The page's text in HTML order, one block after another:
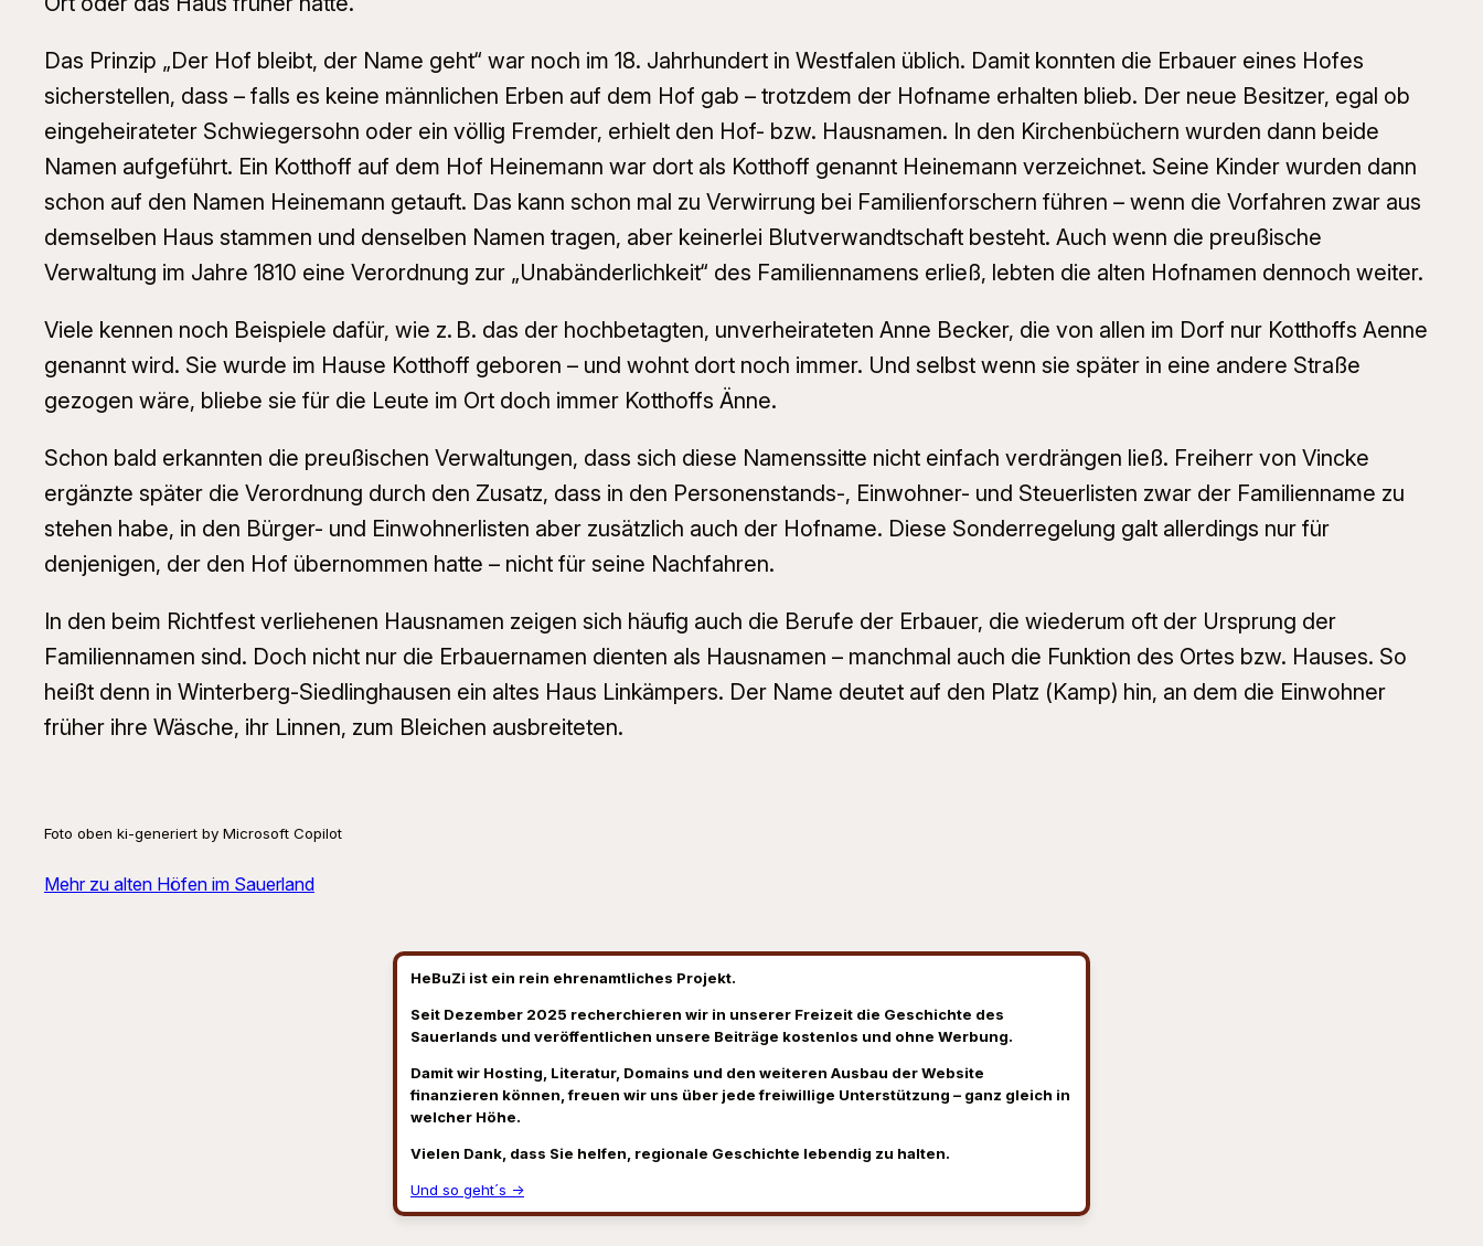
Das Prinzip „Der Hof bleibt, der Name geht“ war noch im 18. Jahrhundert in Westfalen üblich. Damit konnten die Erbauer eines Hofes
sicherstellen, dass – falls es keine männlichen Erben auf dem Hof gab – trotzdem der Hofname erhalten blieb. Der neue Besitzer, egal ob
eingeheirateter Schwiegersohn oder ein völlig Fremder, erhielt den Hof- bzw. Hausnamen. In den Kirchenbüchern wurden dann beide
Namen aufgeführt. Ein Kotthoff auf dem Hof Heinemann war dort als Kotthoff genannt Heinemann verzeichnet. Seine Kinder wurden dann
schon auf den Namen Heinemann getauft. Das kann schon mal zu Verwirrung bei Familienforschern führen – wenn die Vorfahren zwar aus
demselben Haus stammen und denselben Namen tragen, aber keinerlei Blutverwandtschaft besteht. Auch wenn die preußische
Verwaltung im Jahre 1810 eine Verordnung zur „Unabänderlichkeit“ des Familiennamens erließ, lebten die alten Hofnamen dennoch weiter.
Viele kennen noch Beispiele dafür, wie z. B. das der hochbetagten, unverheirateten Anne Becker, die von allen im Dorf nur Kotthoffs Aenne
genannt wird. Sie wurde im Hause Kotthoff geboren – und wohnt dort noch immer. Und selbst wenn sie später in eine andere Straße
gezogen wäre, bliebe sie für die Leute im Ort doch immer Kotthoffs Änne.
Schon bald erkannten die preußischen Verwaltungen, dass sich diese Namenssitte nicht einfach verdrängen ließ. Freiherr von Vincke
ergänzte später die Verordnung durch den Zusatz, dass in den Personenstands-, Einwohner- und Steuerlisten zwar der Familienname zu
stehen habe, in den Bürger- und Einwohnerlisten aber zusätzlich auch der Hofname. Diese Sonderregelung galt allerdings nur für
denjenigen, der den Hof übernommen hatte – nicht für seine Nachfahren.
In den beim Richtfest verliehenen Hausnamen zeigen sich häufig auch die Berufe der Erbauer, die wiederum oft der Ursprung der
Familiennamen sind. Doch nicht nur die Erbauernamen dienten als Hausnamen – manchmal auch die Funktion des Ortes bzw. Hauses. So
heißt denn in Winterberg-Siedlinghausen ein altes Haus Linkämpers. Der Name deutet auf den Platz (Kamp) hin, an dem die Einwohner
früher ihre Wäsche, ihr Linnen, zum Bleichen ausbreiteten.
Foto oben ki-generiert by Microsoft Copilot
Mehr zu alten Höfen im Sauerland
HeBuZi ist ein rein ehrenamtliches Projekt.
Seit Dezember 2025 recherchieren wir in unserer Freizeit die Geschichte des
Sauerlands und veröffentlichen unsere Beiträge kostenlos und ohne Werbung.
Damit wir Hosting, Literatur, Domains und den weiteren Ausbau der Website
finanzieren können, freuen wir uns über jede freiwillige Unterstützung – ganz gleich in
welcher Höhe.
Vielen Dank, dass Sie helfen, regionale Geschichte lebendig zu halten.
Und so geht´s →